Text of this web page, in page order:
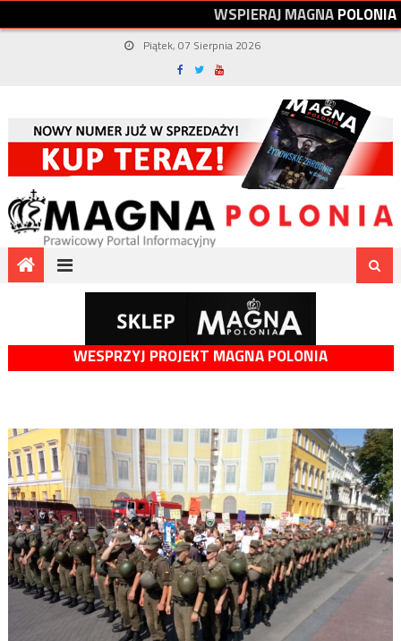
WSPIERAJMAGNAPOLONIA
Piątek, 07 Sierpnia 2026
WESPRZYJ PROJEKT MAGNA POLONIA